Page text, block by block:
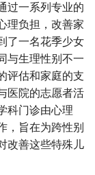
过一系列专业的
理负担，改善家
了一名花季少女
与生理性别不一
评估和家庭的支
医院的志愿者活
科门诊由心理
，旨在为跨性别
改善这些特殊儿